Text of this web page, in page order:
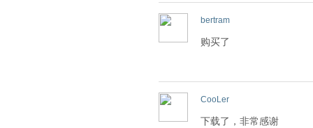
bertram
购买了
CooLer
下载了，非常感谢